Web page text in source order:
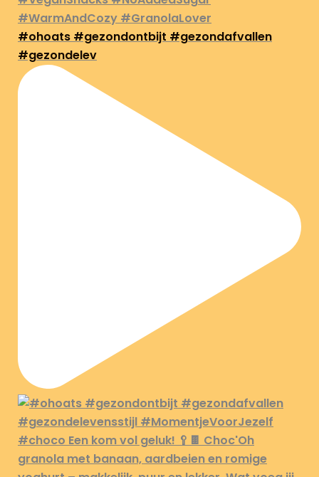
#ohoats #gezondontbijt #gezondafvallen
#gezondelev